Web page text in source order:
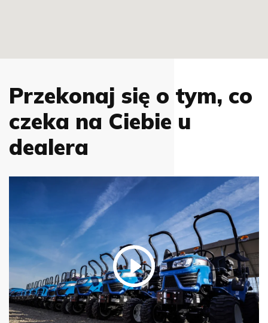
Przekonaj się o tym, co
czeka na Ciebie u
dealera